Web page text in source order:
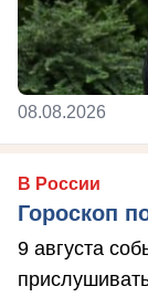
08.08.2026
В России
Гороскоп
9 августа